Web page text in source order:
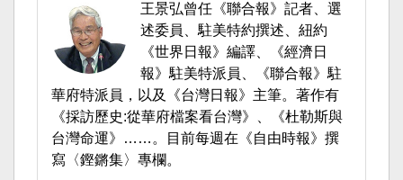
王景弘曾任《聯合報》記者、選
述委員、駐美特約撰述、紐約
《世界日報》編譯、《經濟日
報》駐美特派員、《聯合報》駐
華府特派員，以及《台灣日報》主筆。著作有
《採訪歷史:從華府檔案看台灣》、《杜勒斯與
台灣命運》……。目前每週在《自由時報》撰
寫〈鏗鏘集〉專欄。